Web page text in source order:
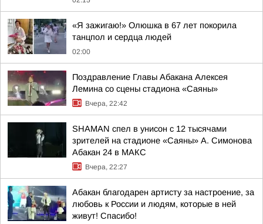
«Я зажигаю!» Олюшка в 67 лет покорила
танцпол и сердца людей
02:00
Поздравление Главы Абакана Алексея
Лемина со сцены стадиона «Саяны»
Вчера, 22:42
SHAMAN спел в унисон с 12 тысячами
зрителей на стадионе «Саяны» А. Симонова
Абакан 24 в МАКС
Вчера, 22:27
Абакан благодарен артисту за настроение, за
любовь к России и людям, которые в ней
живут! Спасибо!